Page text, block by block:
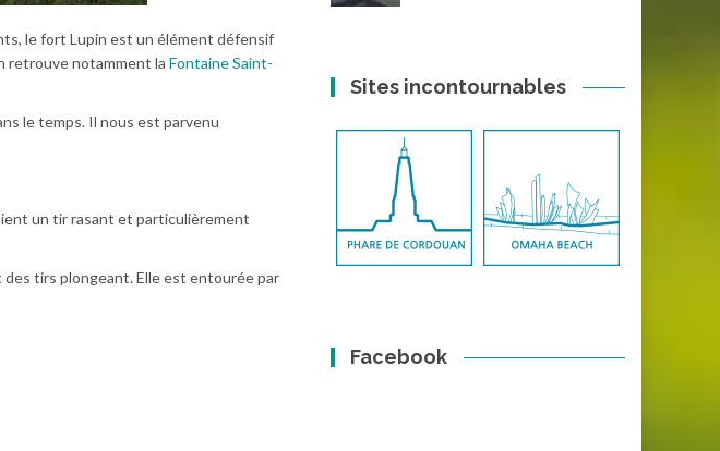
le fort Lupin est un élément défensif
retrouve notamment la Fontaine Saint-
le temps. Il nous est parvenu
un tir rasant et particulièrement
tirs plongeant. Elle est entourée par
Sites incontournables
Facebook